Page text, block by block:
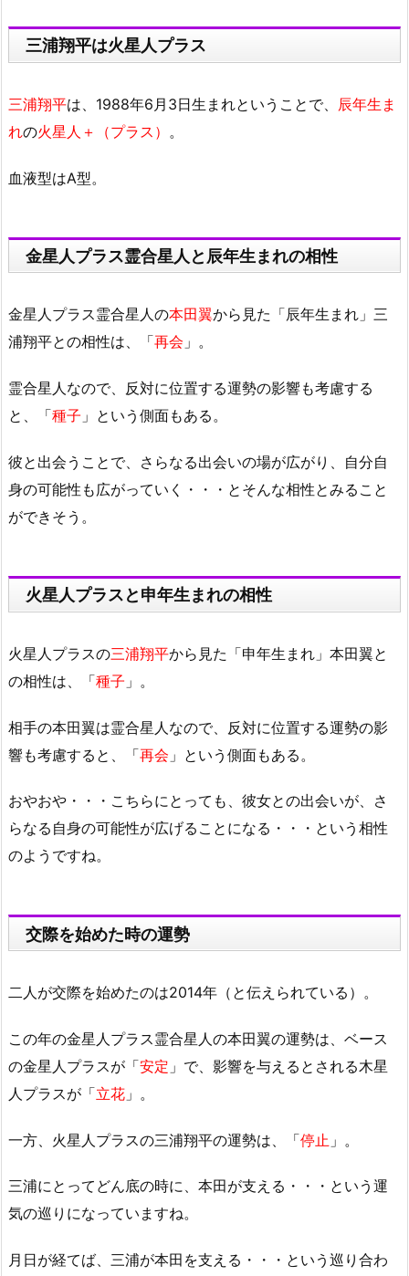
三浦翔平は火星人プラス
三浦翔平は、1988年6月3日生まれということで、 辰年生ま
れの火星人＋（プラス） 。
血液型はA型。
金星人プラス霊合星人と辰年生まれの相性
金星人プラス霊合星人の本田翼から見た「辰年生まれ」三
浦翔平との相性は、「再会 」。
霊合星人なので、反対に位置する運勢の影響も考慮する
と、「種子 」という側面もある。
彼と出会うことで、さらなる出会いの場が広がり、自分自
身の可能性も広がっていく・・・とそんな相性とみること
ができそう。
火星人プラスと申年生まれの相性
火星人プラスの三浦翔平から見た「申年生まれ」本田翼と
の相性は、「種子 」。
相手の本田翼は霊合星人なので、反対に位置する運勢の影
響も考慮すると、「再会 」という側面もある。
おやおや・・・こちらにとっても、彼女との出会いが、さ
らなる自身の可能性が広げることになる・・・という相性
のようですね。
交際を始めた時の運勢
二人が交際を始めたのは2014年（と伝えられている）。
この年の金星人プラス霊合星人の本田翼の運勢は、ベース
の金星人プラスが「安定 」で、影響を与えるとされる木星
人プラスが「立花 」。
一方、火星人プラスの三浦翔平の運勢は、「停止 」。
三浦にとってどん底の時に、本田が支える・・・という運
気の巡りになっていますね。
月日が経てば、三浦が本田を支える・・・という巡り合わ